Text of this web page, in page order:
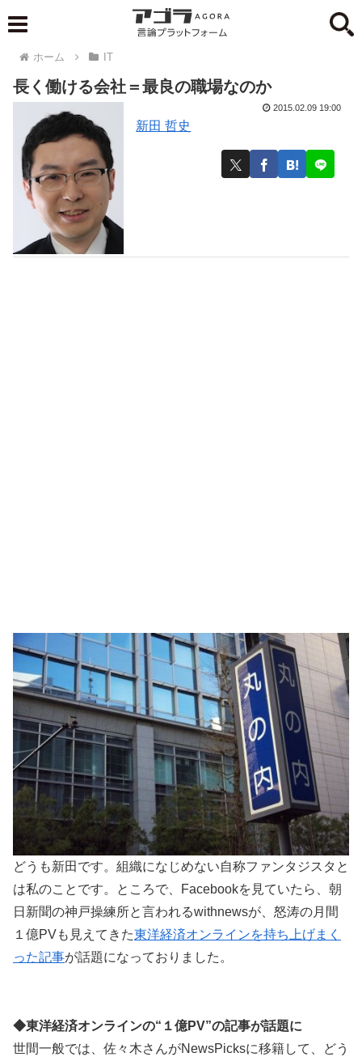
ホーム IT
長く働ける会社＝最良の職場なのか
新田 哲史
2015.02.09 19:00
どうも新田です。組織になじめない自称ファンタジスタと
は私のことです。ところで、Facebookを見ていたら、朝
日新聞の神戸操練所と言われるwithnewsが、怒涛の月間
１億PVも見えてきた東洋経済オンラインを持ち上げまく
った記事が話題になっておりました。
◆東洋経済オンラインの“１億PV”の記事が話題に
世間一般では、佐々木さんがNewsPicksに移籍して、どう